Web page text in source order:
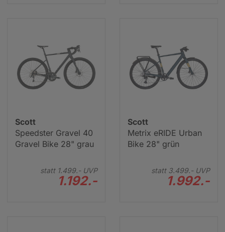
Scott
statt 1.699.-UVP
1.392.-€
Scott
Speedster Gravel 40
Gravel Bike 28" grau
statt 1.499.-UVP
1.192.-
Scott
Metrix eRIDE Urban
Bike 28" grün
statt 3.499.-UVP
1.992.-